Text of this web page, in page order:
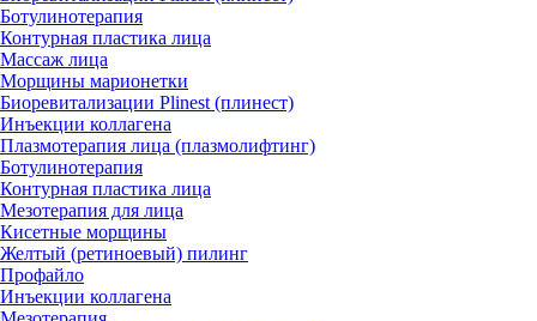
Ботулинотерапия
Контурная пластика лица
Массаж лица
Морщины марионетки
Биоревитализации Plinest (плинест)
Инъекции коллагена
Плазмотерапия лица (плазмолифтинг)
Ботулинотерапия
Контурная пластика лица
Мезотерапия для лица
Кисетные морщины
Желтый (ретиноевый) пилинг
Профайло
Инъекции коллагена